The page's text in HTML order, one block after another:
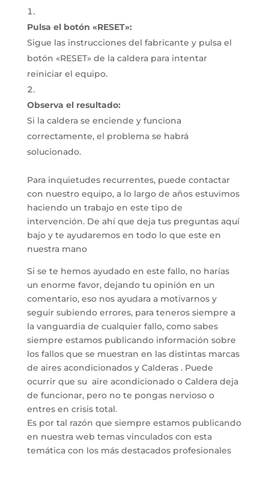
Pulsa el botón «RESET»:
Sigue las instrucciones del fabricante y pulsa el
botón «RESET» de la caldera para intentar
reiniciar el equipo.
Observa el resultado:
Si la caldera se enciende y funciona
correctamente, el problema se habrá
solucionado.
Para inquietudes recurrentes, puede contactar
con nuestro equipo, a lo largo de años estuvimos
haciendo un trabajo en este tipo de
intervención. De ahí que deja tus preguntas aquí
bajo y te ayudaremos en todo lo que este en
nuestra mano
Si se te hemos ayudado en este fallo, no harías
un enorme favor, dejando tu opinión en un
comentario, eso nos ayudara a motivarnos y
seguir subiendo errores, para teneros siempre a
la vanguardia de cualquier fallo, como sabes
siempre estamos publicando información sobre
los fallos que se muestran en las distintas marcas
de aires acondicionados y Calderas . Puede
ocurrir que su aire acondicionado o Caldera deja
de funcionar, pero no te pongas nervioso o
entres en crisis total.
Es por tal razón que siempre estamos publicando
en nuestra web temas vinculados con esta
temática con los más destacados profesionales